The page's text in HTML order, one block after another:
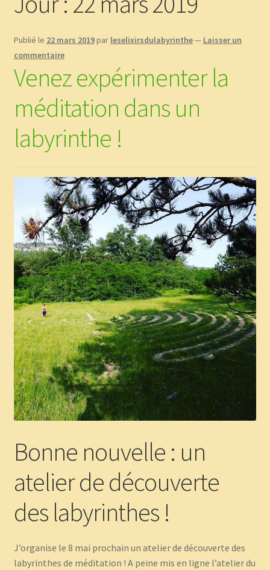
Boutique
CGV
Commande
Contact
Copinage
Méditations Labyrinthiques guidées
Mon Compte
page test diaporama
Panier
Témoignages
Publié le 22 mars 2019par leselixirsdulabyrinthe— Laisser un
commentaire
Venez expérimenter la
méditation dans un
labyrinthe !
Bonne nouvelle : un
atelier de découverte
des labyrinthes !
J’organise le 8 mai prochain un atelier de découverte des
labyrinthes de méditation ! A peine mis en ligne l’atelier du